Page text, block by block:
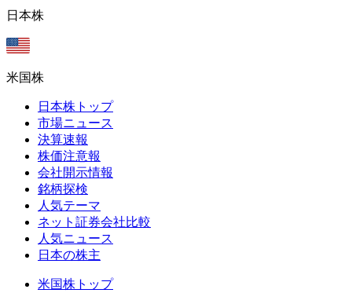
日本株
米国株
日本株トップ
市場ニュース
決算速報
株価注意報
会社開示情報
銘柄探検
人気テーマ
ネット証券会社比較
人気ニュース
日本の株主
米国株トップ